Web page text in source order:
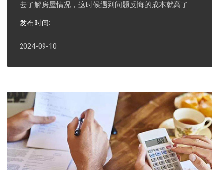
去了解房屋情况，这时候遇到问题反悔的成本就高了
发布时间:
2024-09-10